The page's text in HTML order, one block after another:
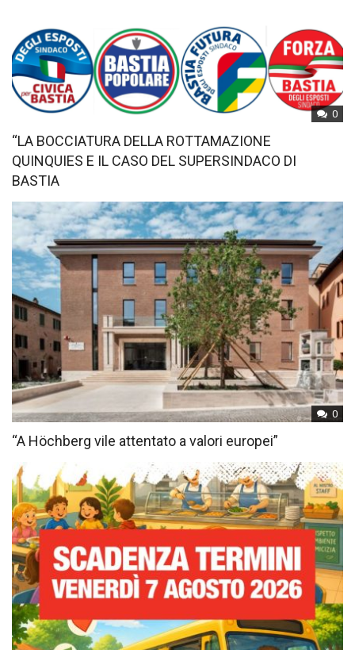
0
“LA BOCCIATURA DELLA ROTTAMAZIONE
QUINQUIES E IL CASO DEL SUPERSINDACO DI
BASTIA
0
“A Höchberg vile attentato a valori europei”